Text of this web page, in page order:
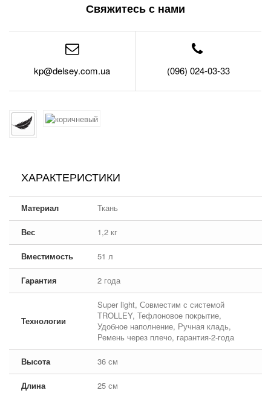
Свяжитесь с нами
kp@delsey.com.ua (096) 024-03-33
ХАРАКТЕРИСТИКИ
Материал Ткань
Вес 1,2 кг
Вместимость 51 л
Гарантия 2 года
Технологии
Super light, Совместим с системой
TROLLEY, Тефлоновое покрытие,
Удобное наполнение, Ручная кладь,
Ремень через плечо, гарантия-2-года
Высота 36 см
Длина 25 см